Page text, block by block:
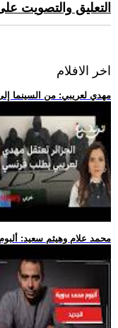
التعليق والتصويت
اخر الافلام
.. مهدي لعريبي: من السينما
.. محمد علام وهيثم سعيد: